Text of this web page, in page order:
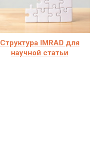
Структура IMRAD для
научной статьи